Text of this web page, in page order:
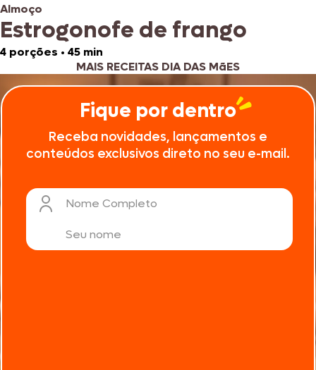
Almoço
Estrogonofe de frango
4 porções • 45 min
MAIS RECEITAS DIA DAS MãES
Fique por dentro
Receba novidades, lançamentos e
conteúdos exclusivos direto no seu e-mail.
Nome Completo